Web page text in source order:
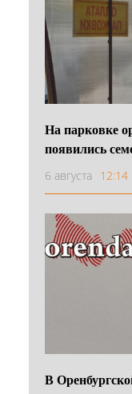
На парковке
появились
6 августа 12:14
В